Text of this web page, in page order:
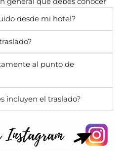
desde mi hotel?
al punto de
incluyen el traslado?